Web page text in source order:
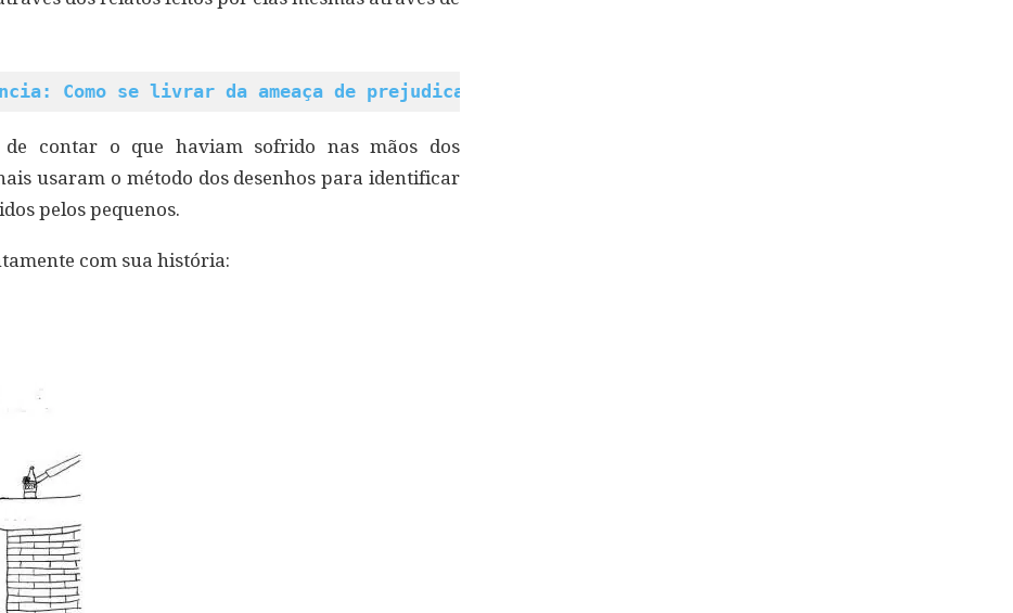
Como se livrar da ameaça de prejudicar toda uma vida
contar o que haviam sofrido nas mãos dos
usaram o método dos desenhos para identificar
pelos pequenos.
com sua história: